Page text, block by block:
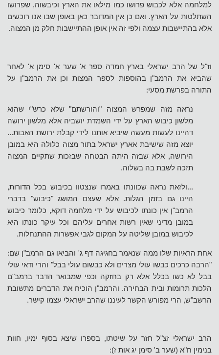
למלחמה אלא לכבוש פרושו כמו מילאו את הארץ וכיבשוה, שפרושו
השתלטות על הארץ. ואם כן אין המדובר כאן באופן שבו אנו רוכשים
אלא בהתיישבות עצמה ולפי זה אין אופן ההתיישבות חלק מן המצוה.
וז"ל של הרב ישראלי בארץ חמדה ספר א' שער א' סימן א' לאחר
שהביא את הרמב"ן בהוספות לספר המצות וכן את הרמב"ן על
התורה בפרשת מסעי:
נראה מזה שמפרש המצוה "והורשתם" שלא כרש"י שהוא
מלשון כיבוש הארץ על ידי השמדת יושביה אלא מלשון ירושה
דהיינו לעשות מעשה שיביא אותנו לידי קבלת ירושת האבות...
יוצא מזה שישיבת אארץ ישראל בתור מצוה כלולה היא במובן
הירושה, אלא שבזה היתה הבטחה שבזכות שתקיים המצוה
תזכה לשבת בה בשלוה.
...ולזאת נראה שכוונתו באמרו שנצטוו בכיבוש בכל הדורות,
היינו גם בזמן הגלות. אלא שעצם המושג "כיבוש" בדברי
הרמב"ן אין כונתו לכיבוש על ידי מלחמה דוקא, כלומר כיבוש
במובן מדיני שאין רשות אחרים עליהם וכל עיקר כונתו היא
לכיבוש במובן שליטה על המקום לגבי אפשרות ההתנחלות.
אחת הראיות שלו ממה שנאמר בחגיגה דף ג' והביאו גם הרמב"ן שם:
"הרבה כרכים כבשו עולי מצרים ולא כבשום עולי בבל" והרי ודאי עולי
בבל לא כשו בכלל אלא רק בחזקה וכפי שמבואר הדבר ברמב"ם
הלכות תרומות ובית הבחירה. והרמב"ן הוכיח את הדברים מתשובת
הרשב"ש, הרי מפורש הקשר לעיננו שהרב ישראלי עצמו קישר.
הרב ישראלי זצ"ל חזר על שיטתו, בספרו שיצא בסוף ימיו, חוות
בנימין ח"א (שער ב' סימן יג אות ז):